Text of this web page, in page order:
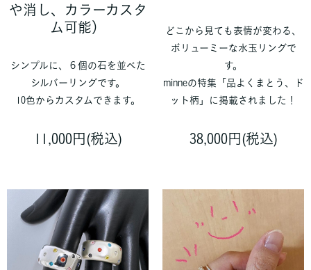
や消し、カラーカスタ
ム可能）
シンプルに、６個の石を並べた
シルバーリングです。
10色からカスタムできます。
11,000円(税込)
どこから見ても表情が変わる、
ボリューミーな水玉リングで
す。
minneの特集「品よくまとう、ド
ット柄」に掲載されました！
38,000円(税込)